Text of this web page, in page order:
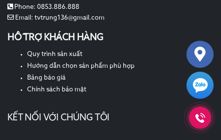
Phone: 0853.886.888
Email: tvtrung136@gmail.com
HỖ TRỢ KHÁCH HÀNG
Quy trình sản xuất
Hướng dẫn chọn sản phẩm phù hợp
Bảng báo giá
Chính sách bảo mật
KẾT NỐI VỚI CHÚNG TÔI